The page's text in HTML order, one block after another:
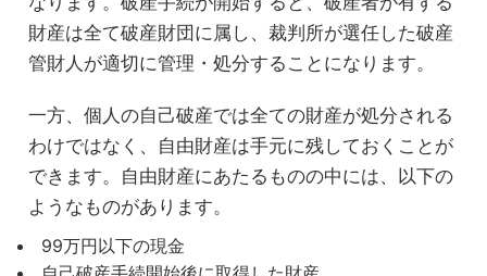
財産は全て破産財団に属し、裁判所が選任した破産
管財人が適切に管理・処分することになります。
一方、個人の自己破産では全ての財産が処分される
わけではなく、自由財産は手元に残しておくことが
できます。自由財産にあたるものの中には、以下の
ようなものがあります。
99万円以下の現金